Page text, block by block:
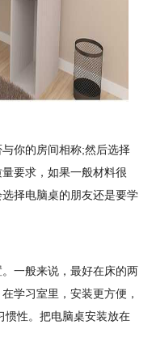
你的房间相称;然后选择
要求，如果一般材料很
择电脑桌的朋友还是要学
一般来说，最好在床的两
学习室里，安装更方便，
惯性。把电脑桌安装放在